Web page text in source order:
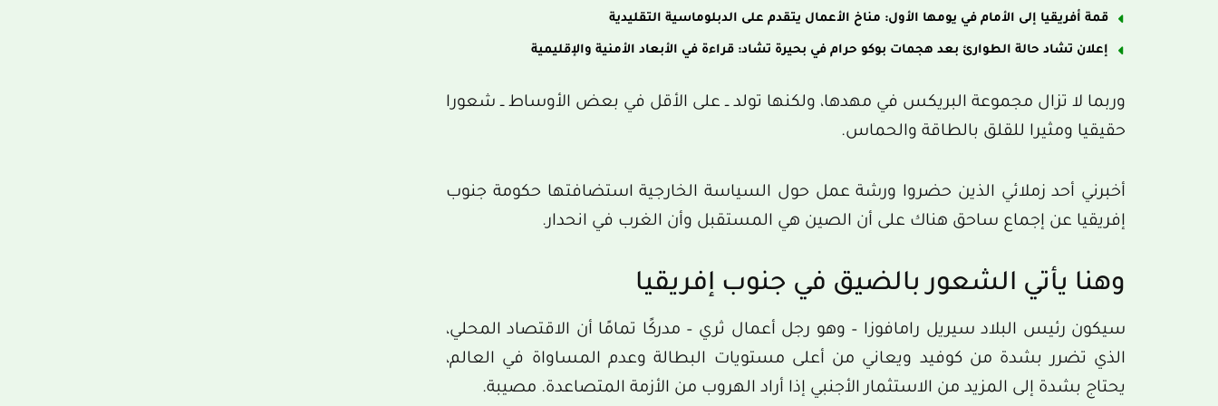
قمة أفريقيا إلى الأمام في يومها الأول: مناخ الأعمال يتقدم على الدبلوماسية التقليدية
إعلان تشاد حالة الطوارئ بعد هجمات بوكو حرام في بحيرة تشاد: قراءة في الأبعاد الأمنية والإقليمية
وربما لا تزال مجموعة البريكس في مهدها، ولكنها تولد ــ على الأقل في بعض الأوساط ــ شعورا
حقيقيا ومثيرا للقلق بالطاقة والحماس.
أخبرني أحد زملائي الذين حضروا ورشة عمل حول السياسة الخارجية استضافتها حكومة جنوب
إفريقيا عن إجماع ساحق هناك على أن الصين هي المستقبل وأن الغرب في انحدار.
وهنا يأتي الشعور بالضيق في جنوب إفريقيا
سيكون رئيس البلاد سيريل رامافوزا – وهو رجل أعمال ثري – مدركًا تمامًا أن الاقتصاد المحلي،
الذي تضرر بشدة من كوفيد ويعاني من أعلى مستويات البطالة وعدم المساواة في العالم،
يحتاج بشدة إلى المزيد من الاستثمار الأجنبي إذا أراد الهروب من الأزمة المتصاعدة. مصيبة.